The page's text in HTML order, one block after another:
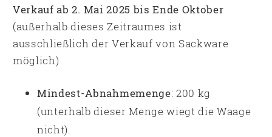
Verkauf ab 2. Mai2025 bis Ende Oktober
(außerhalb dieses Zeitraumes ist
ausschließlich der Verkauf von Sackware
möglich)
Mindest-Abnahmemenge: 200 kg
(unterhalb dieser Menge wiegt die Waage
nicht).